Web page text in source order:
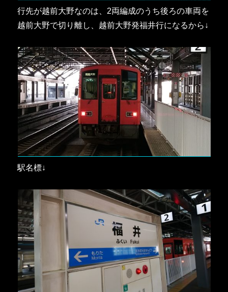
行先が越前大野なのは、2両編成のうち後ろの車両を
越前大野で切り離し、越前大野発福井行になるから↓
駅名標↓